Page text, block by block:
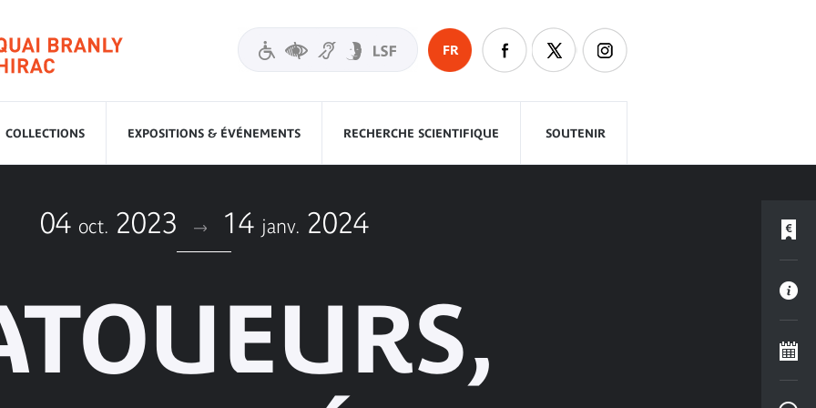
FR
COLLECTIONS EXPOSITIONS & ÉVÉNEMENTS RECHERCHE SCIENTIFIQUE SOUTENIR
04 oct. 2023 14 janv. 2024